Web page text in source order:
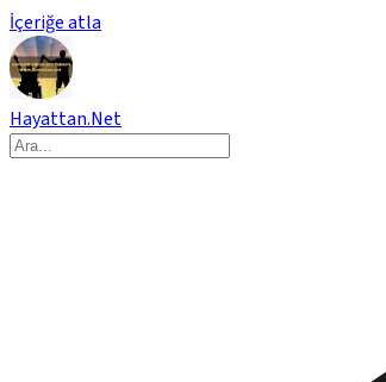
İçeriğe atla
Hayattan.Net